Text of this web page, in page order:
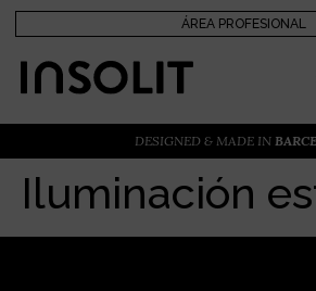
ÁREA PROFESIONAL
DESIGNED & MADE IN
Iluminación